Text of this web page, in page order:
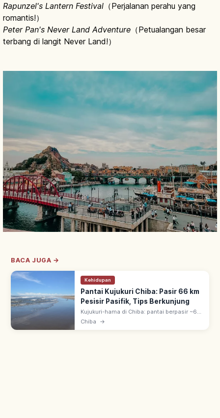
Rapunzel's Lantern Festival （Perjalanan perahu yang
romantis!）
Peter Pan's Never Land Adventure （Petualangan besar
terbang di langit Never Land!）
BACA JUGA →
Kehidupan
Pantai Kujukuri Chiba: Pasir 66 km
Pesisir Pasifik, Tips Berkunjung
Kujukuri-hama di Chiba: pantai berpasir ~66
km menghadap Samudra Pasifik, salah satu
Chiba →